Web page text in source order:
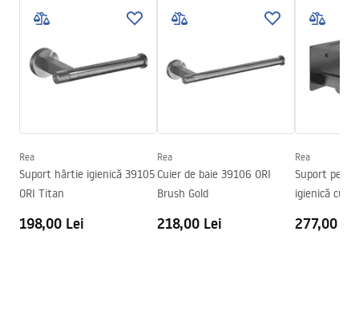
Latime
280
Inalime
Adâncime
80mm
Condiții de garanție
Informații de siguranță
Safety_Information_Accessories.pdf
Rea
Suport hârtie igienică 39105
ORI Titan
198,00 Lei
Rea
Cuier de baie 39106 ORI
Brush Gold
218,00 Lei
Rea
Suport
igienică cu
277,00 Lei